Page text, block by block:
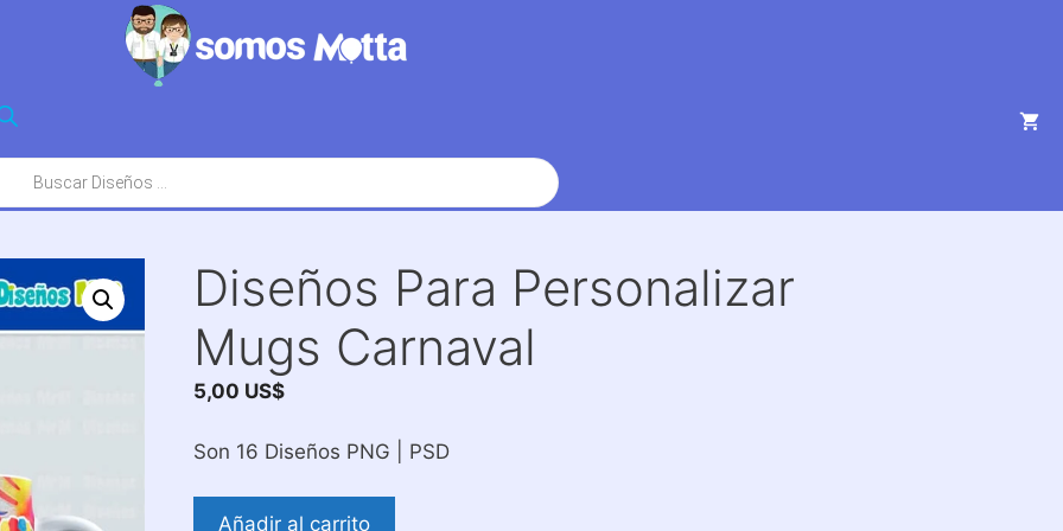
Diseños Para Personalizar
Mugs Carnaval
5,00 US$
Son 16 Diseños PNG | PSD
Diseños
Añadir al carrito